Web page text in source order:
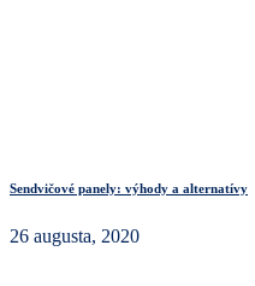
Sendvičové panely: výhody a alternatívy
26 augusta, 2020